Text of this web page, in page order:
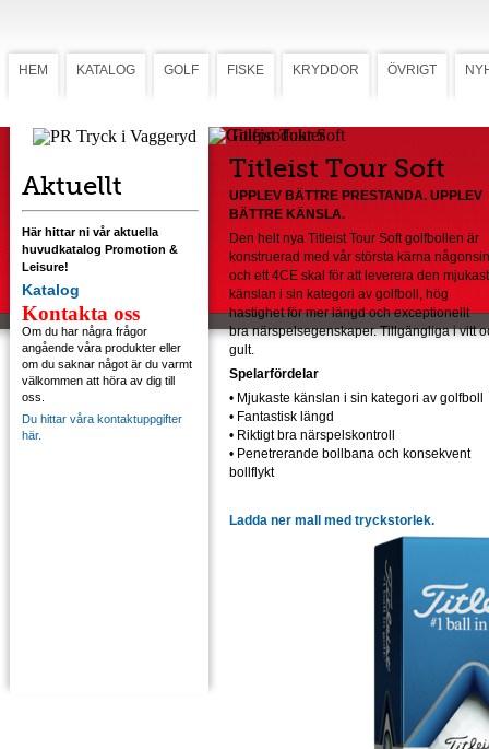
HEM KATALOG GOLF FISKE KRYDDOR ÖVRIGT
Aktuellt
Här hittar ni vår aktuella
huvudkatalog Promotion &
Leisure!
Katalog
Kontakta oss
Om du har några frågor
angående våra produkter eller
om du saknar något är du varmt
välkommen att höra av dig till
oss.
Du hittar våra kontaktuppgifter
här.
Titleist Tour Soft
Titleist Tour Soft
UPPLEV BÄTTRE PRESTANDA. UPPLEV
BÄTTRE KÄNSLA.
Den helt nya Titleist Tour Soft golfbollen är
konstruerad med vår största kärna någonsin
och ett 4CE skal för att leverera den
känslan i sin kategori av golfboll, hög
hastighet för mer längd och exceptionellt
bra närspelsegenskaper. Tillgängliga i vitt
gult.
Spelarfördelar
• Mjukaste känslan i sin kategori av golfboll
• Fantastisk längd
• Riktigt bra närspelskontroll
• Penetrerande bollbana och konsekvent
bollflykt
Ladda ner mall med tryckstorlek.